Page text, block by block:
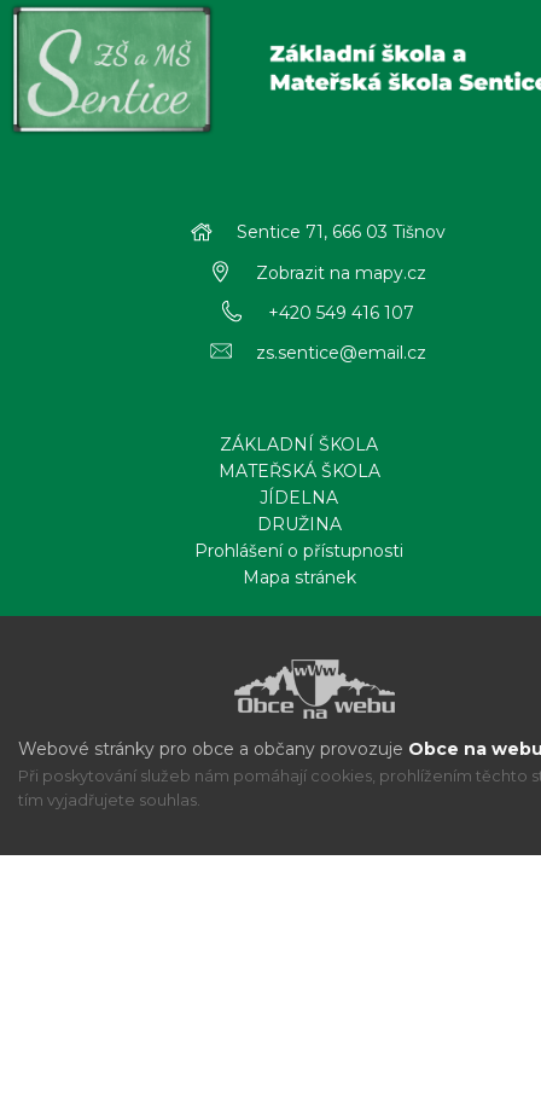
Sentice 71, 666 03 Tišnov
Zobrazit na mapy.cz
+420 549 416 107
zs.sentice@email.cz
ZÁKLADNÍ ŠKOLA
MATEŘSKÁ ŠKOLA
JÍDELNA
DRUŽINA
Prohlášení o přístupnosti
Mapa stránek
Webové stránky pro obce a občany provozuje Obce na
Při poskytování služeb nám pomáhají cookies, prohlížením těchto
tím vyjadřujete souhlas.